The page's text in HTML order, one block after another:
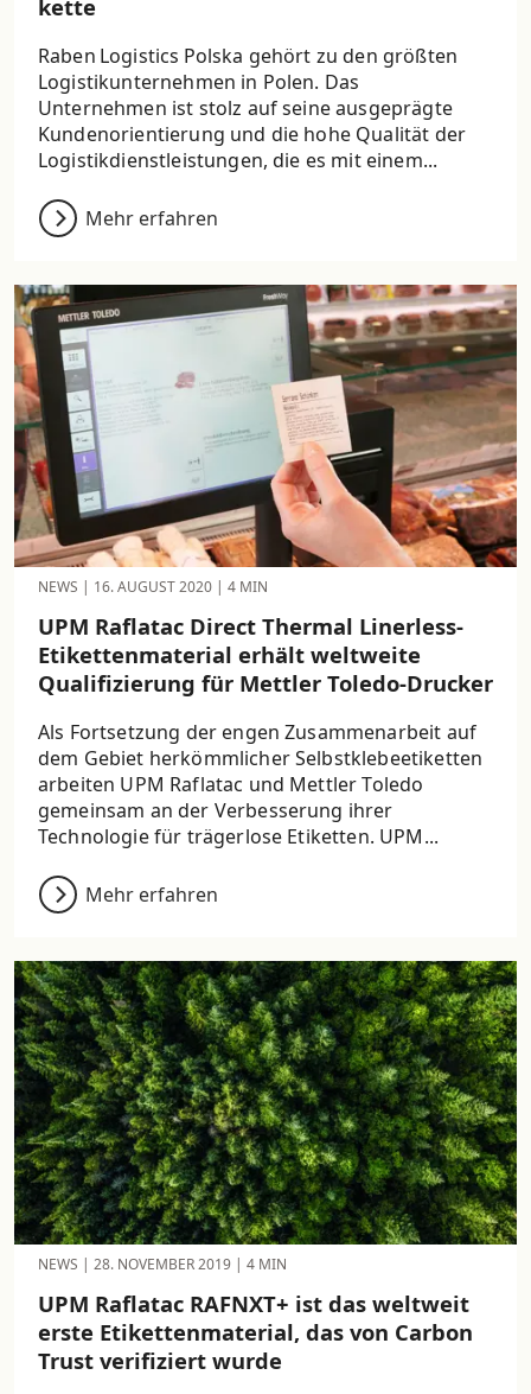
kette
Raben Logistics Polska gehört zu den größten
Logistikunternehmen in Polen. Das
Unternehmen ist stolz auf seine ausgeprägte
Kundenorientierung und die hohe Qualität der
Logistikdienstleistungen, die es mit einem...
Mehr erfahren
NEWS | 16. AUGUST 2020 | 4 MIN
UPM Raflatac Direct Thermal Linerless-
Etikettenmaterial erhält weltweite
Qualifizierung für Mettler Toledo-Drucker
Als Fortsetzung der engen Zusammenarbeit auf
dem Gebiet herkömmlicher Selbstklebeetiketten
arbeiten UPM Raflatac und Mettler Toledo
gemeinsam an der Verbesserung ihrer
Technologie für trägerlose Etiketten. UPM...
Mehr erfahren
NEWS | 28. NOVEMBER 2019 | 4 MIN
UPM Raflatac RAFNXT+ ist das weltweit
erste Etikettenmaterial, das von Carbon
Trust verifiziert wurde